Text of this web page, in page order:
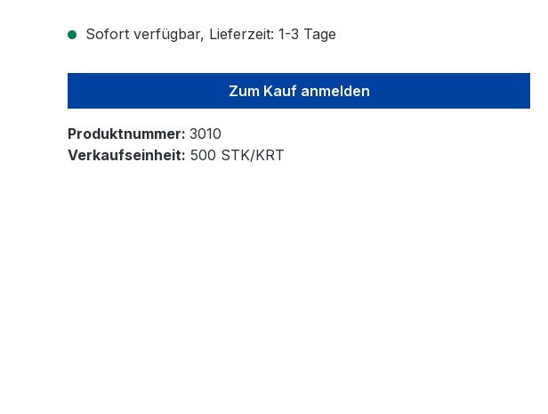
Sofort verfügbar, Lieferzeit: 1-3 Tage
Zum Kauf anmelden
Produktnummer: 3010
Verkaufseinheit: 500 STK/KRT